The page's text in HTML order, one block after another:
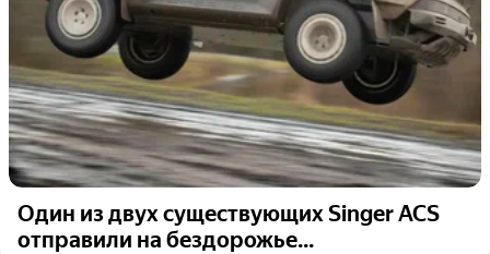
Один из двух существующих Singer ACS
отправили на бездорожье...